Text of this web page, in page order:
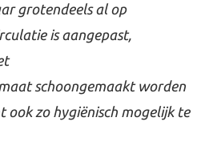
grotendeels al op
is aangepast,
schoongemaakt worden
ook zo hygiënisch mogelijk te